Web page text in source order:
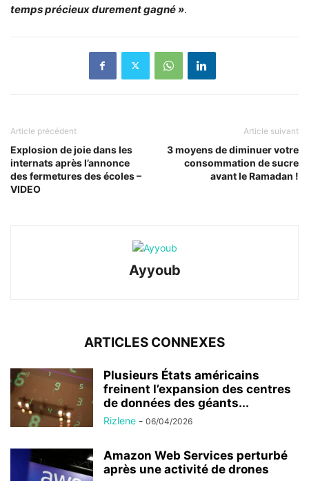
temps précieux durement gagné ».
Article précédent
Explosion de joie dans les
internats après l’annonce
des fermetures des écoles –
VIDEO
Article suivant
3 moyens de diminuer votre
consommation de sucre
avant le Ramadan !
Ayyoub
ARTICLES CONNEXES
Plusieurs États américains
freinent l’expansion des centres
de données des géants...
Rizlene - 06/04/2026
Amazon Web Services perturbé
après une activité de drones